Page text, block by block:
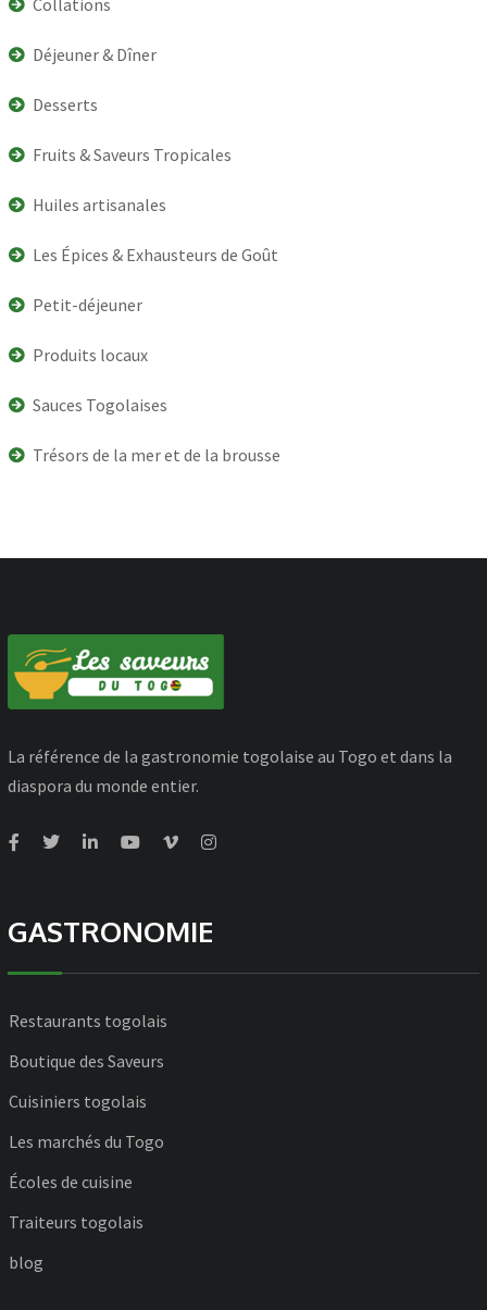
Déjeuner & Dîner
Desserts
Fruits & Saveurs Tropicales
Huiles artisanales
Les Épices & Exhausteurs de Goût
Petit-déjeuner
Produits locaux
Sauces Togolaises
Trésors de la mer et de la brousse
La référence de la gastronomie togolaise au Togo et dans la
diaspora du monde entier.
GASTRONOMIE
Restaurants togolais
Boutique des Saveurs
Cuisiniers togolais
Les marchés du Togo
Écoles de cuisine
Traiteurs togolais
blog